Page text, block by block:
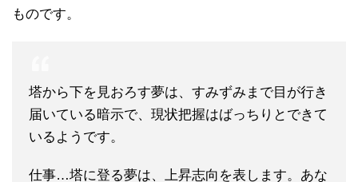
ものです。
塔から下を見おろす夢は、すみずみまで目が行き
届いている暗示で、現状把握はばっちりとできて
いるようです。
仕事…塔に登る夢は、上昇志向を表します。あな